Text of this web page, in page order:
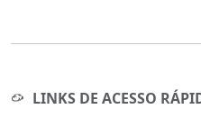
LINKS DE ACESSO